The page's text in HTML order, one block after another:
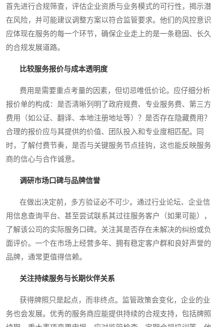
首先进行合规筛查，评估企业资质与业务模式的可行性，揭示潜
在风险，并可能建议调整方案以符合监管要求。他们的风控意识
应体现在服务的每一个环节，确保企业走上的是一条稳固、长久
的合规发展道路。
比较服务报价与成本透明度
费用是需要重点考量的因素，但切忌唯低价论。应仔细分析
报价单的构成：是否清晰列明了政府规费、专业服务费、第三方
费用（如公证、翻译、本地注册地址等）？是否存在隐藏费用？
合理的报价应与其提供的价值、团队投入和专业度相匹配。同
时，了解付费节奏，是否与关键服务节点挂钩，这也能反映服务
商的信心与合作诚意。
调研市场口碑与品牌信誉
在做出决定前，多方验证必不可少。通过行业论坛、企业信
用信息查询平台、甚至尝试联系其过往服务客户（如果可能），
了解该公司的实际服务口碑。关注其是否存在未解决的纠纷或负
面评价。一个在市场上经营多年、拥有稳定客户群和良好声誉的
品牌，通常更值得信赖。
关注持续服务与长期伙伴关系
获得牌照只是起点，而非终点。监管政策会变化，企业的业
务也会发展。优秀的服务商应能提供持续的合规支持，包括牌照